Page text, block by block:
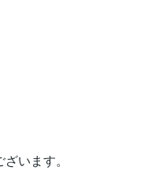
います。